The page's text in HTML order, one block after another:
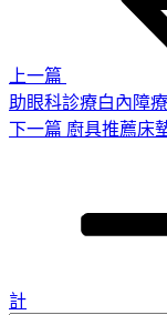
上一篇
助眼科診療白內障
下
下一篇 廚具推薦床
計